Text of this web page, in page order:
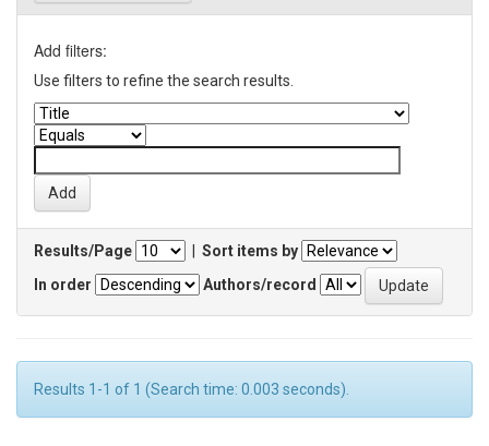
Add filters:
Use filters to refine the search results.
Results/Page
Sort items by
In order
Authors/record
Results 1-1 of 1 (Search time: 0.003 seconds).